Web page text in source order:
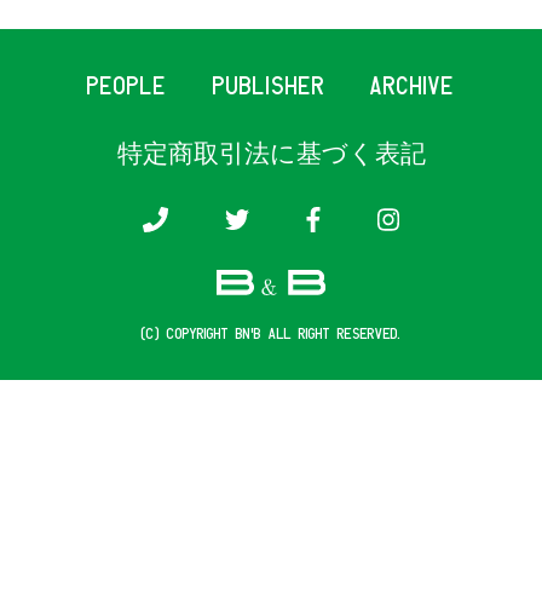
PEOPLE PUBLISHER ARCHIVE
特定商取引法に基づく表記
(c) COPYRIGHT B&B ALL RIGHT RESERVED.